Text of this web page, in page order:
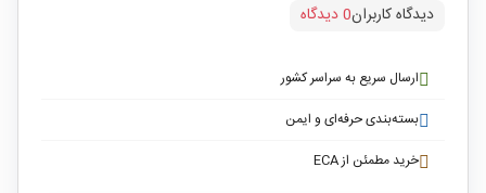
دیدگاه کاربران0 دیدگاه
ارسال سریع به سراسر کشور
بسته‌بندی حرفه‌ای و ایمن
خرید مطمئن از ECA